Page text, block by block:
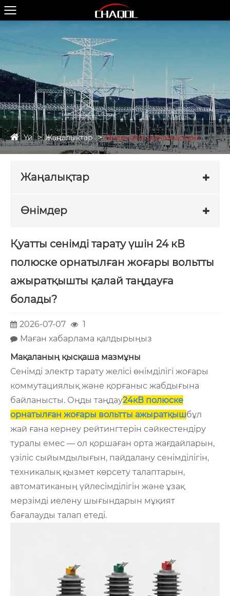
Үй Жаңалықтар Өнеркәсіп жаңалықтары
Жаңалықтар
Өнімдер
Қуатты сенімді тарату үшін 24 кВ
полюске орнатылған жоғары вольтты
ажыратқышты қалай таңдауға
болады?
2026-07-07
1
Маған хабарлама қалдырыңыз
Мақаланың қысқаша мазмұны
Сенімді электр тарату желісі өнімділігі жоғары
коммутациялық және қорғаныс жабдығына
байланысты. Оңды таңдау24кВ полюске
орнатылған жоғары вольтты ажыратқышбұл
жай ғана кернеу рейтингтерін сәйкестендіру
туралы емес — ол қоршаған орта жағдайларын,
үзіліс сыйымдылығын, пайдалану сенімділігін,
техникалық қызмет көрсету талаптарын,
автоматиканың үйлесімділігін және ұзақ
мерзімді иелену шығындарын мұқият
бағалауды талап етеді.